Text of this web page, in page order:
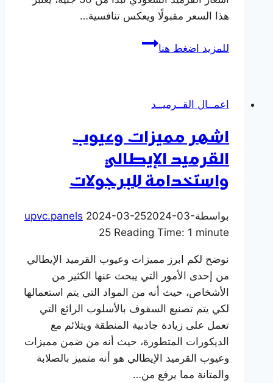
هذا السعر مقبولًا ويعكس تنافسية…
للمزيد اضغط هناأسعار
المستورد
ومارسيليا
اليمامة
اعمــال القــرميــد
اشهر مميزات وعيوب
القرميد الإيطالي
واستخدامة للبرجولات
بواسطة upvc.panels 2024-03-252024-03-
25 Reading Time: 1 minute
نوضح لكم ابرز مميزات وعيوب القرميد الإيطالي
من إحدى الأمور التي يبحث عنها الكثير من
الأشخاص، حيث أنه من المواد التي يتم استعمالها
لكي يتم تصنيع السقوف بالأسلوب الرائع التي
تعمل على زيادة جاذبية المنطقة ويتلائم مع
الديكورات المتطورة، حيث أنه من ضمن مميزات
وعيوب القرميد الإيطالي هو أنه متميز بالصلابة
والمتانة مما يرفع من…